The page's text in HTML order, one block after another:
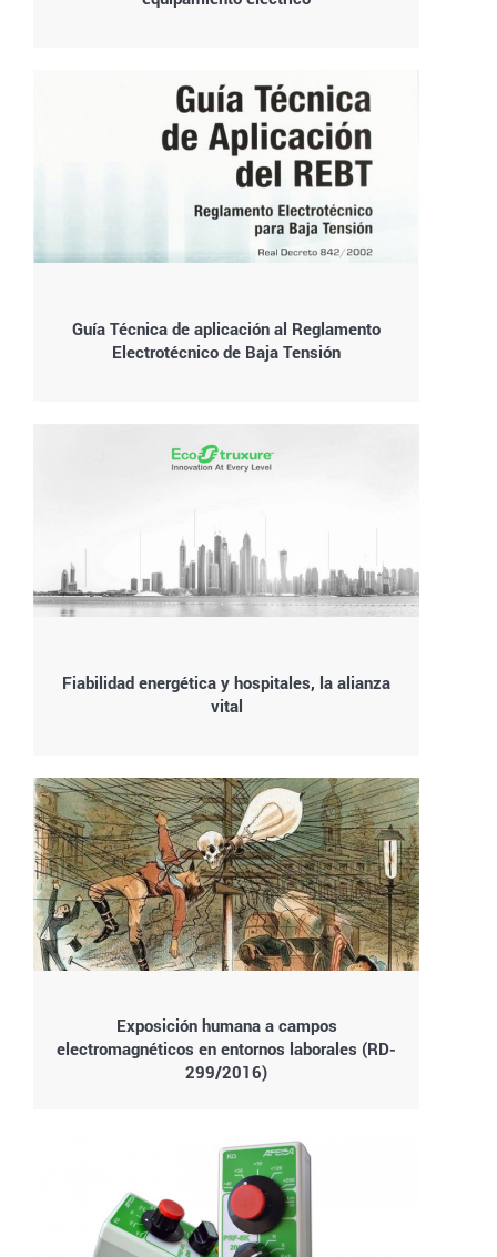
Guía Técnica de aplicación al Reglamento
Electrotécnico de Baja Tensión
Fiabilidad energética y hospitales, la alianza
vital
Exposición humana a campos
electromagnéticos en entornos laborales (RD-
299/2016)